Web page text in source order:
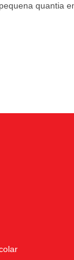
quantia